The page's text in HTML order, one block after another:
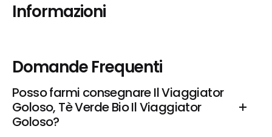
Informazioni
Domande Frequenti
Posso farmi consegnare Il Viaggiator
Goloso, Tè Verde Bio Il Viaggiator
Goloso?